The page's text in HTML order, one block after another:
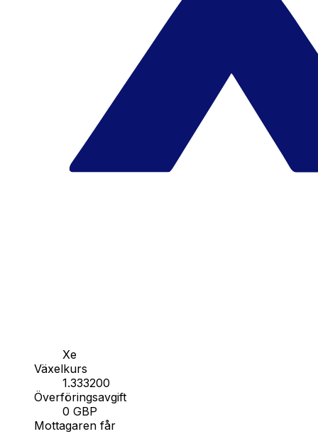
Xe
Växelkurs
1.333200
Överföringsavgift
0 GBP
Mottagaren får